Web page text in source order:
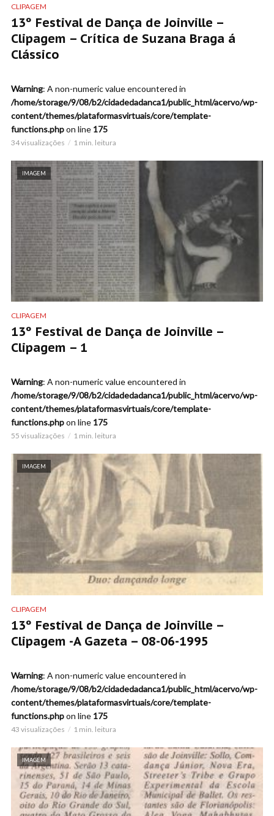
CLIPAGEM
13º Festival de Dança de Joinville –
Clipagem – Crítica de Suzana Braga á
Clássico
Warning: A non-numeric value encountered in
/home/storage/9/08/b2/cidadedadanca1/public_html/acervo/wp-
content/themes/plataformasvirtuais/core/template-
functions.phpon line 175
34 visualizações 1 min. leitura
IMAGEM
CLIPAGEM
13º Festival de Dança de Joinville –
Clipagem – 1
Warning: A non-numeric value encountered in
/home/storage/9/08/b2/cidadedadanca1/public_html/acervo/wp-
content/themes/plataformasvirtuais/core/template-
functions.phpon line 175
55 visualizações 1 min. leitura
IMAGEM
CLIPAGEM
13º Festival de Dança de Joinville –
Clipagem -A Gazeta – 08-06-1995
Warning: A non-numeric value encountered in
/home/storage/9/08/b2/cidadedadanca1/public_html/acervo/wp-
content/themes/plataformasvirtuais/core/template-
functions.phpon line 175
43 visualizações 1 min. leitura
IMAGEM